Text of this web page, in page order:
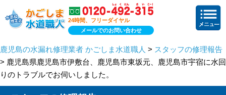
24時間、フリーダイヤル
メールでのお問い合わせ
鹿児島の水漏れ修理業者 かごしま水道職人 > スタッフの修理報告
> 鹿児島県鹿児島市伊敷台、鹿児島市東坂元、鹿児島市宇宿に水回
りのトラブルでお伺いしました。